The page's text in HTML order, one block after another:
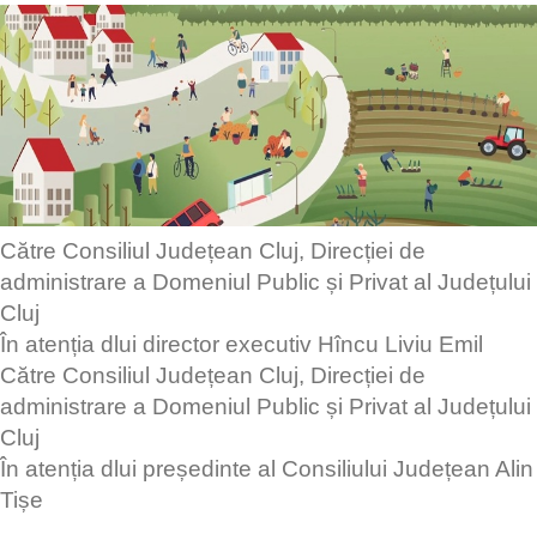
Către Consiliul Județean Cluj, Direcției de
administrare a Domeniul Public și Privat al Județului
Cluj
În atenția dlui director executiv Hîncu Liviu Emil
Către Consiliul Județean Cluj, Direcției de
administrare a Domeniul Public și Privat al Județului
Cluj
În atenția dlui președinte al Consiliului Județean Alin
Tișe